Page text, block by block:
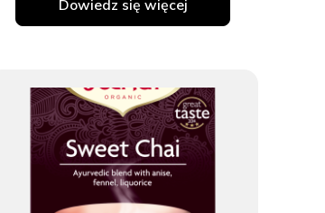
Dowiedz się więcej